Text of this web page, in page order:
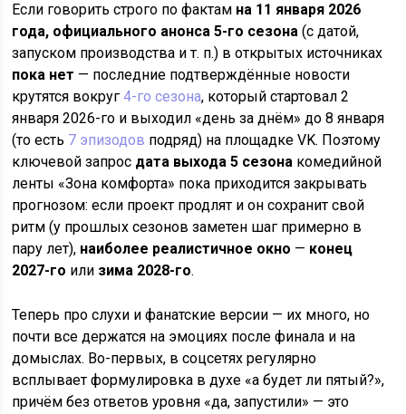
Если говорить строго по фактам на 11 января 2026
года, официального анонса 5-го сезона (с датой,
запуском производства и т. п.) в открытых источниках
пока нет — последние подтверждённые новости
крутятся вокруг4-го сезона, который стартовал 2
января 2026-го и выходил «день за днём» до 8 января
(то есть 7 эпизодов подряд) на площадке VK. Поэтому
ключевой запрос дата выхода 5 сезона комедийной
ленты «Зона комфорта» пока приходится закрывать
прогнозом: если проект продлят и он сохранит свой
ритм (у прошлых сезонов заметен шаг примерно в
пару лет), наиболее реалистичное окно — конец
2027-го или зима 2028-го.
Теперь про слухи и фанатские версии — их много, но
почти все держатся на эмоциях после финала и на
домыслах. Во-первых, в соцсетях регулярно
всплывает формулировка в духе «а будет ли пятый?»,
причём без ответов уровня «да, запустили» — это